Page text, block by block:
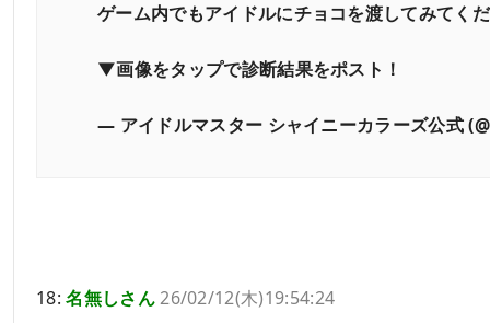
ゲーム内でもアイドルにチョコを渡してみてく
▼画像をタップで診断結果をポスト！
— アイドルマスター シャイニーカラーズ公式
18:名無しさん26/02/12(木)19:54:24